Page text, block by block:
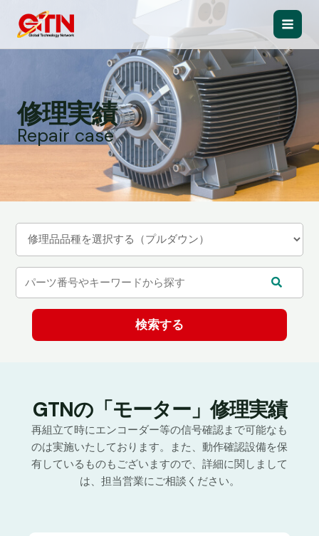
Main
修理実績
Repair case
GTNの「モーター」修理実績
再組立て時にエンコーダー等の信号確認まで可能なも
のは実施いたしております。また、動作確認設備を保
有しているものもございますので、詳細に関しまして
は、担当営業にご相談ください。